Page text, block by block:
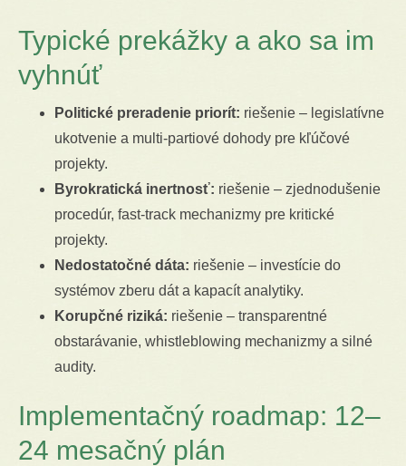
Typické prekážky a ako sa im
vyhnúť
Politické preradenie priorít: riešenie – legislatívne
ukotvenie a multi-partiové dohody pre kľúčové
projekty.
Byrokratická inertnosť: riešenie – zjednodušenie
procedúr, fast-track mechanizmy pre kritické
projekty.
Nedostatočné dáta: riešenie – investície do
systémov zberu dát a kapacít analytiky.
Korupčné riziká: riešenie – transparentné
obstarávanie, whistleblowing mechanizmy a silné
audity.
Implementačný roadmap: 12–
24 mesačný plán